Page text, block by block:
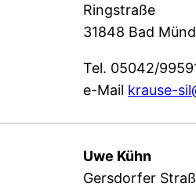
Ringstraße
31848 Bad
Tel. 05042/
e-Mail krause-
Uwe Kühn
Gersdorfer